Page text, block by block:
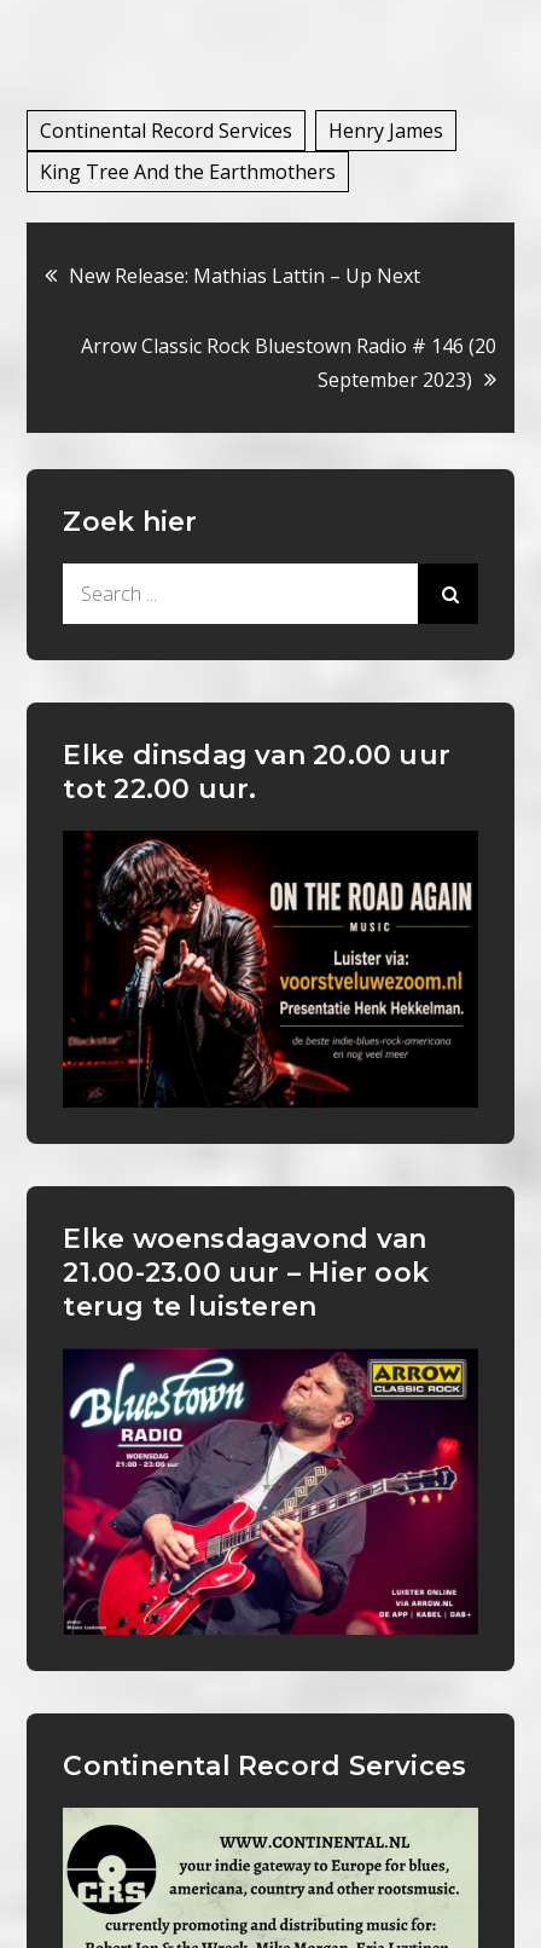
Continental Record Services
Henry James
King Tree And the Earthmothers
Bericht
navigatie
New Release: Mathias Lattin – Up Next
Arrow Classic Rock Bluestown Radio # 146 (20
September 2023)
Zoek hier
Elke dinsdag van 20.00 uur
tot 22.00 uur.
Elke woensdagavond van
21.00-23.00 uur – Hier ook
terug te luisteren
Continental Record Services